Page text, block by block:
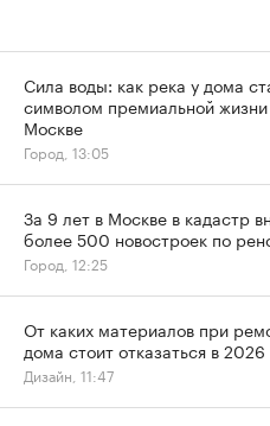
Сила воды: как река у дома
символом премиальной
Москве
Город, 13:05
За 9 лет в Москве в кадастр
более 500 новостроек по
Город, 12:25
От каких материалов при
дома стоит отказаться в 2026
Дизайн, 11:47